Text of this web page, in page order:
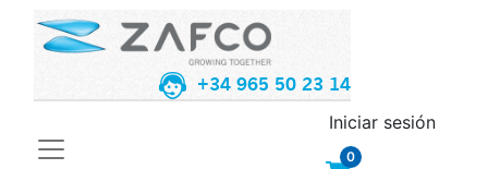
+34 965 50 23 14
0
Iniciar sesión